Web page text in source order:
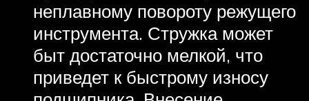
неплавному повороту режущего
инструмента. Стружка может
быт достаточно мелкой, что
приведет к быстрому износу